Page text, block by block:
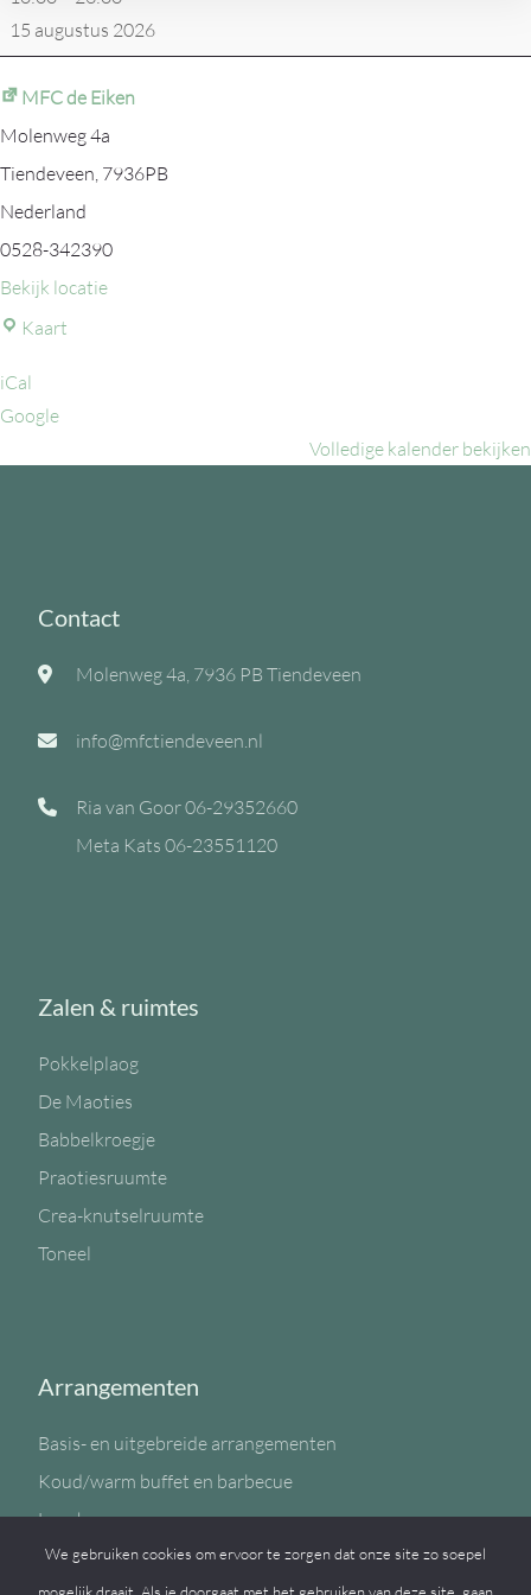
15 augustus 2026
MFC de Eiken
Molenweg 4a
Tiendeveen, 7936PB
Nederland
0528-342390
Bekijk locatie
Kaart
iCal
Google
Volledige kalender bekijken
Contact
Molenweg 4a, 7936 PB Tiendeveen
info@mfctiendeveen.nl
Ria van Goor06-29352660
Meta Kats 06-23551120
Zalen & ruimtes
Pokkelplaog
De Maoties
Babbelkroegje
Praotiesruumte
Crea-knutselruumte
Toneel
Arrangementen
Basis- en uitgebreide arrangementen
Koud/warm buffet en barbecue
Lunch
Sportzaal
We gebruiken cookies om ervoor te zorgen dat onze site zo soepel